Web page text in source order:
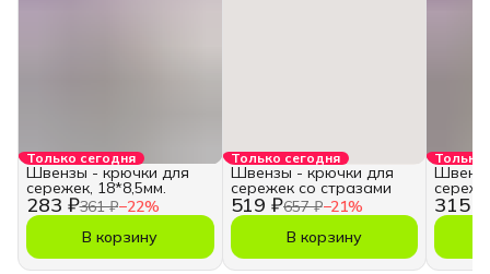
Только сегодня
283 ₽361 ₽−22%
Швензы - крючки для
сережек, 18*8,5мм.
В корзину
Только сегодня
519 ₽657 ₽−21%
Швензы - крючки для
сережек со стразами
В корзину
Только
315 ₽